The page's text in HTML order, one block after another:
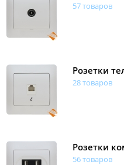
57 товаров
Розетки
28 товаров
Розетки
56 товаров